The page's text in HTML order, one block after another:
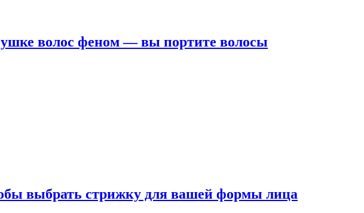
волос феном — вы портите волосы
выбрать стрижку для вашей формы лица